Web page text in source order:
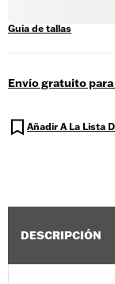
Guía de tallas
Envío gratuito
Añadir A La Lista
DESCRIPCIÓN